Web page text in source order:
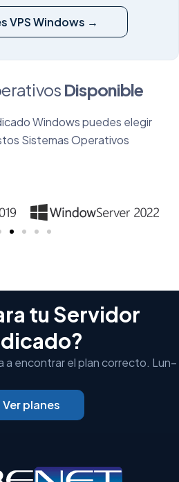
VPS Windows →
Disponible
Windows puedes elegir
Sistemas Operativos
tu Servidor
encontrar el plan correcto. Lun–
Ver planes